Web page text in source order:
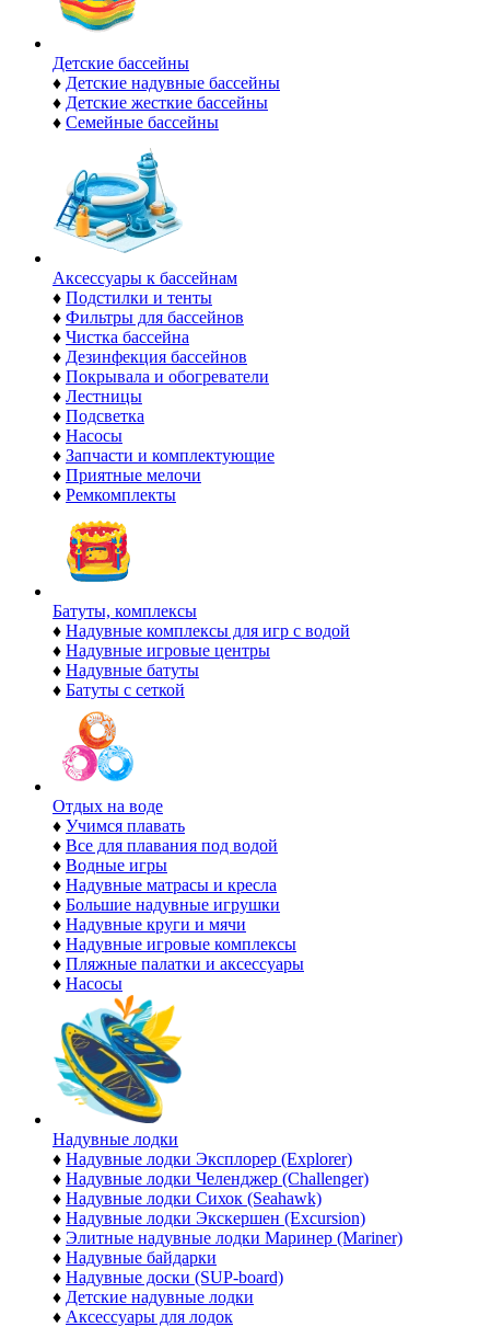
Детские бассейны
♦ Детские надувные бассейны
♦ Детские жесткие бассейны
♦ Семейные бассейны
Аксессуары к бассейнам
♦ Подстилки и тенты
♦ Фильтры для бассейнов
♦ Чистка бассейна
♦ Дезинфекция бассейнов
♦ Покрывала и обогреватели
♦ Лестницы
♦ Подсветка
♦ Насосы
♦ Запчасти и комплектующие
♦ Приятные мелочи
♦ Ремкомплекты
Батуты, комплексы
♦ Надувные комплексы для игр с водой
♦ Надувные игровые центры
♦ Надувные батуты
♦ Батуты с сеткой
Отдых на воде
♦ Учимся плавать
♦ Все для плавания под водой
♦ Водные игры
♦ Надувные матрасы и кресла
♦ Большие надувные игрушки
♦ Надувные круги и мячи
♦ Надувные игровые комплексы
♦ Пляжные палатки и аксессуары
♦ Насосы
Надувные лодки
♦ Надувные лодки Эксплорер (Explorer)
♦ Надувные лодки Челенджер (Challenger)
♦ Надувные лодки Сихок (Seahawk)
♦ Надувные лодки Экскершен (Excursion)
♦ Элитные надувные лодки Маринер (Mariner)
♦ Надувные байдарки
♦ Надувные доски (SUP-board)
♦ Детские надувные лодки
♦ Аксессуары для лодок